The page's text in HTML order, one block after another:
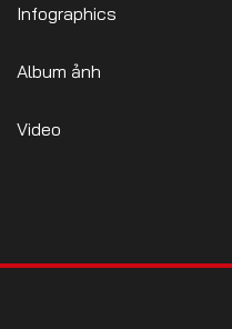
Infographics
Album ảnh
Video